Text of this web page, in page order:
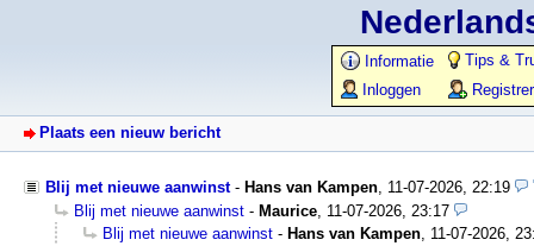
Informatie
Tips &
Inloggen
Plaats een nieuw bericht
Blij met nieuwe aanwinst- Hans van Kampen 11-07-2026, 22:19
Blij met nieuwe aanwinst - Maurice 11-07-2026, 23:17
Blij met nieuwe aanwinst - Hans van Kampen 11-07-2026,